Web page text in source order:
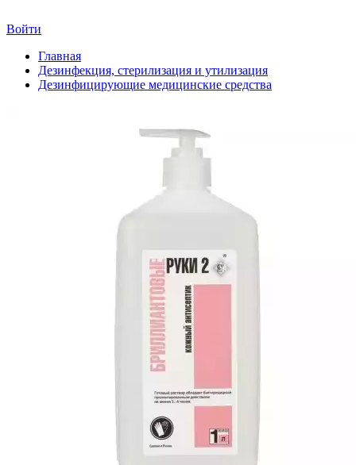
Войти
Главная
Дезинфекция, стерилизация и утилизация
Дезинфицирующие медицинские средства